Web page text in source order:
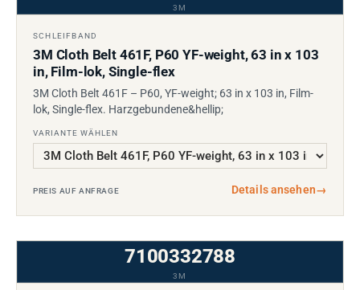
3M
SCHLEIFBAND
3M Cloth Belt 461F, P60 YF-weight, 63 in x 103
in, Film-lok, Single-flex
3M Cloth Belt 461F – P60, YF-weight; 63 in x 103 in, Film-
lok, Single-flex. Harzgebundene&hellip;
VARIANTE WÄHLEN
PREIS AUF ANFRAGE Details ansehen→
7100332788
3M